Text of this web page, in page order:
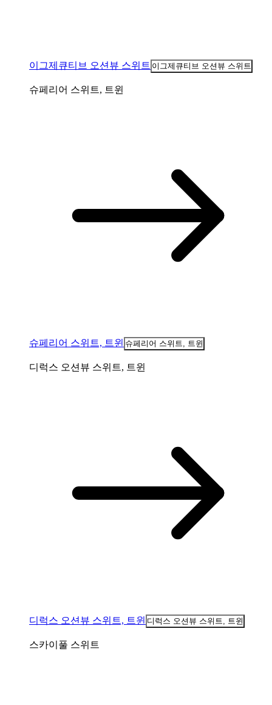
이그제큐티브 오션뷰 스위트 이그제큐티브 오션뷰 스위트
슈페리어 스위트, 트윈
슈페리어 스위트, 트윈 슈페리어 스위트, 트윈
디럭스 오션뷰 스위트, 트윈
디럭스 오션뷰 스위트, 트윈 디럭스 오션뷰 스위트, 트윈
스카이풀 스위트